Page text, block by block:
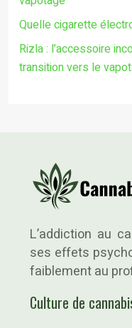
Quelle cigarette
Rizla : l’accessoire
transition vers le
L’addiction au
ses effets
faiblement au
Culture de